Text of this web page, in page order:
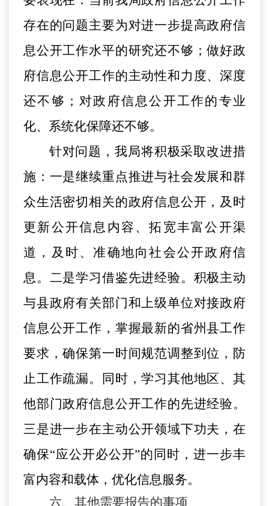
存在的问题主要为对进一步提高政府信
息公开工作水平的研究还不够；做好政
府信息公开工作的主动性和力度、深度
还不够；对政府信息公开工作的专业
化、系统化保障还不够。
针对问题，我局将积极采取改进措
施：一是继续重点推进与社会发展和群
众生活密切相关的政府信息公开，及时
更新公开信息内容、拓宽丰富公开渠
道，及时、准确地向社会公开政府信
息。二是学习借鉴先进经验。积极主动
与县政府有关部门和上级单位对接政府
信息公开工作，掌握最新的省州县工作
要求，确保第一时间规范调整到位，防
止工作疏漏。同时，学习其他地区、其
他部门政府信息公开工作的先进经验。
三是进一步在主动公开领域下功夫，在
确保“应公开必公开”的同时，进一步丰
富内容和载体，优化信息服务。
六、其他需要报告的事项